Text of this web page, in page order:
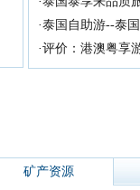
·泰国自助游--泰
·评价：港澳粤享
矿产资源